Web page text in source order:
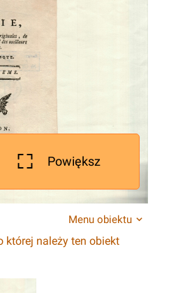
Powiększ
Menu obiektu
której należy ten obiekt